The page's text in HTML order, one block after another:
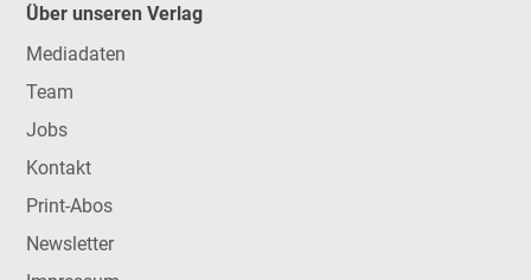
Über unseren Verlag
Mediadaten
Team
Jobs
Kontakt
Print-Abos
Newsletter